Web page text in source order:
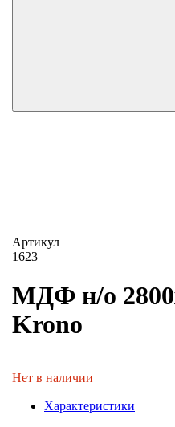
Артикул
1623
МДФ н/о
Krono
Нет в наличии
Характеристики